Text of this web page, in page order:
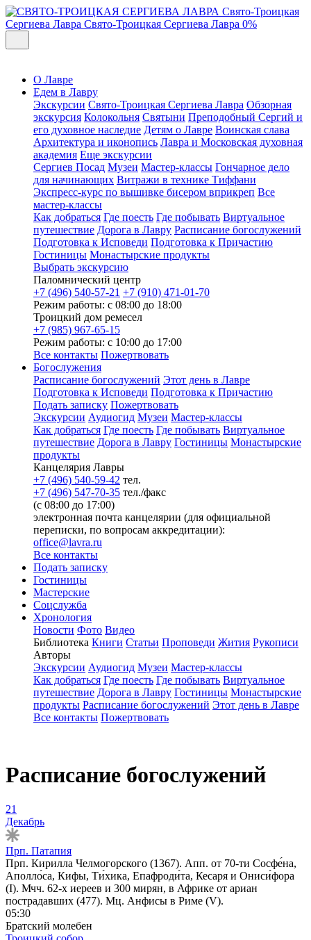
Свято-Троицкая
Сергиева Лавра Свято-Троицкая Сергиева Лавра 0%
О Лавре
Едем в Лавру
Экскурсии Свято-Троицкая Сергиева Лавра Обзорная
экскурсия Колокольня Святыни Преподобный Сергий и
его духовное наследие Детям о Лавре Воинская слава
Архитектура и иконопись Лавра и Московская духовная
академия Еще экскурсии
Сергиев Посад Музеи Мастер-классы Гончарное дело
для начинающих Витражи в технике Тиффани
Экспресс-курс по вышивке бисером вприкреп Все
мастер-классы
Как добраться Где поесть Где побывать Виртуальное
путешествие Дорога в Лавру Расписание богослужений
Подготовка к Исповеди Подготовка к Причастию
Гостиницы Монастырские продукты
Выбрать экскурсию
Паломнический центр
+7 (496) 540-57-21 +7 (910) 471-01-70
Режим работы: с 08:00 до 18:00
Троицкий дом ремесел
+7 (985) 967-65-15
Режим работы: с 10:00 до 17:00
Все контакты Пожертвовать
Богослужения
Расписание богослужений Этот день в Лавре
Подготовка к Исповеди Подготовка к Причастию
Подать записку Пожертвовать
Экскурсии Аудиогид Музеи Мастер-классы
Как добраться Где поесть Где побывать Виртуальное
путешествие Дорога в Лавру Гостиницы Монастырские
продукты
Канцелярия Лавры
+7 (496) 540-59-42 тел.
+7 (496) 547-70-35 тел./факс
(с 08:00 до 17:00)
электронная почта канцелярии (для официальной
переписки, по вопросам аккредитации):
office@lavra.ru
Все контакты
Подать записку
Гостиницы
Мастерские
Соцслужба
Хронология
Новости Фото Видео
Библиотека Книги Статьи Проповеди Жития Рукописи
Авторы
Экскурсии Аудиогид Музеи Мастер-классы
Как добраться Где поесть Где побывать Виртуальное
путешествие Дорога в Лавру Гостиницы Монастырские
продукты Расписание богослужений Этот день в Лавре
Все контакты Пожертвовать
Расписание богослужений
21
Декабрь
Прп. Патапия
Прп. Кирилла Челмогорского (1367). Апп. от 70-ти Сосфе́на,
Аполло́са, Кифы, Ти́хика, Епафроди́та, Кесаря и Ониси́фора
(I). Мчч. 62-х иереев и 300 мирян, в Африке от ариан
пострадавших (477). Мц. Анфисы в Риме (V).
05:30
Братский молебен